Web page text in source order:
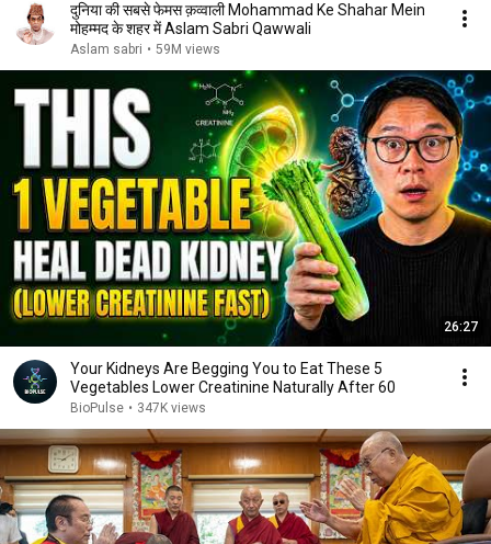
दुनिया की सबसे फेमस क़व्वाली Mohammad Ke Shahar Mein
मोहम्मद के शहर में Aslam Sabri Qawwali
Aslam sabri • 59M views
26:27
Your Kidneys Are Begging You to Eat These 5
Vegetables Lower Creatinine Naturally After 60
BioPulse • 347K views